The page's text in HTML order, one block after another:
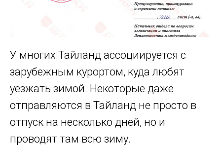
У многих Тайланд ассоциируется с
зарубежным курортом, куда любят
уезжать зимой. Некоторые даже
отправляются в Тайланд не просто в
отпуск на несколько дней, но и
проводят там всю зиму.